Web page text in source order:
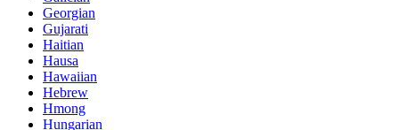
Georgian
Gujarati
Haitian
Hausa
Hawaiian
Hebrew
Hmong
Hungarian